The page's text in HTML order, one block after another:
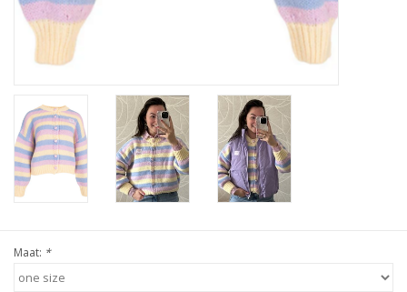
Maat: *